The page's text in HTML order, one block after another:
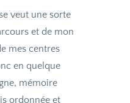
veut une sorte
et de mon
mes centres
en quelque
mémoire
ordonnée et